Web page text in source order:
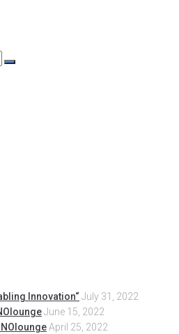
Innovation“ July 31, 2022
June 15, 2022
April 25, 2022